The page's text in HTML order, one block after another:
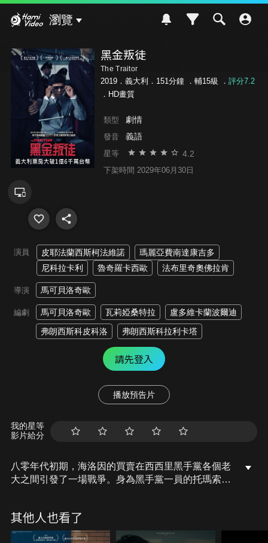
瀏覽
黑金叛徒
The Traitor
2019．義大利．151分鐘 ． 輔15級 ． 評分7.2
．HD畫質
類型 劇情
發音 義語
星等 4.2
下架時間 2029年06月30日
演員 皮耶法蘭西斯柯法維諾
瑪麗亞費南達康吉多
尼科拉卡利
魯奇羅卡西歐 法布里奇奧佛拉肯
導演 馬可貝洛奇歐
編劇 馬可貝洛奇歐 瓦莉婭桑特拉
盧多維卡蘭波爾迪
弗朗西斯科皮科洛
弗朗西斯科拉利卡塔
請先登入
播放預告片
我的星等
影片給分
八零年代初期，海洛因的買賣在西西里黑手黨各個老
大之間引發了一場戰爭。身為黑手黨一員的托瑪索布
改寫整個黑手黨的命運。他決定配合吉安維尼法爾康
法官的調查，背叛自己曾經對「我們的事業」發過的
其他人也看了